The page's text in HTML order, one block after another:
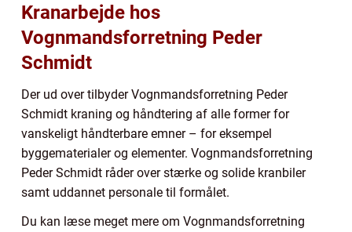
Kranarbejde hos
Vognmandsforretning Peder
Schmidt
Der ud over tilbyder Vognmandsforretning Peder
Schmidt kraning og håndtering af alle former for
vanskeligt håndterbare emner – for eksempel
byggematerialer og elementer. Vognmandsforretning
Peder Schmidt råder over stærke og solide kranbiler
samt uddannet personale til formålet.
Du kan læse meget mere om Vognmandsforretning